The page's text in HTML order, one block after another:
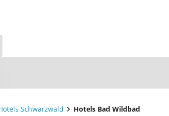
Schwarzwald Hotels Bad Wildbad